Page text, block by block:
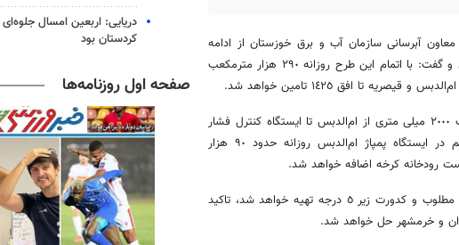
آبرسانی سازمان آب و برق خوزستان از ادامه
اجرای خط دوم پروژه آبرسانی غدیر طبق برنامه زمان‌بندی خبر داد و گفت: با اتمام این طرح روزانه ٢٩٠ هزار مترمکعب
تا افق ١٤٢٥ تامین خواهد شد.
وی افزود: با تکمیل و اتمام عملیات اجرایی احداث خط انتقال آب ٢٠٠٠ میلی متری از ام‌الدبس تا ایستگاه کنترل فشار
حسینیه به طول ٩٠ کیلومتر، همچنین تعبیه الکتروموتور پنجم در ایستگاه پمپاژ ام‌الدبس روزانه حدود ٩٠ هزار
رودخانه کرخه اضافه خواهد شد.
وی با اشاره به این که این آب از بالادست رودخانه کرخه، با EC مطلوب و کدورت زیر ٥ درجه تهیه خواهد شد، تاکید
دریایی: اربعین امسال
کردستان بود
صفحه اول روزنامه‌ها